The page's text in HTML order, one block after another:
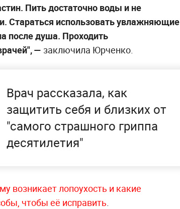
Пить достаточно воды и не
Стараться использовать увлажняющие
после душа. Проходить
— заключила Юрченко.
Врач рассказала, как
защитить себя и близких от
"самого страшного гриппа
десятилетия"
возникает лопоухость и какие
чтобы её исправить.